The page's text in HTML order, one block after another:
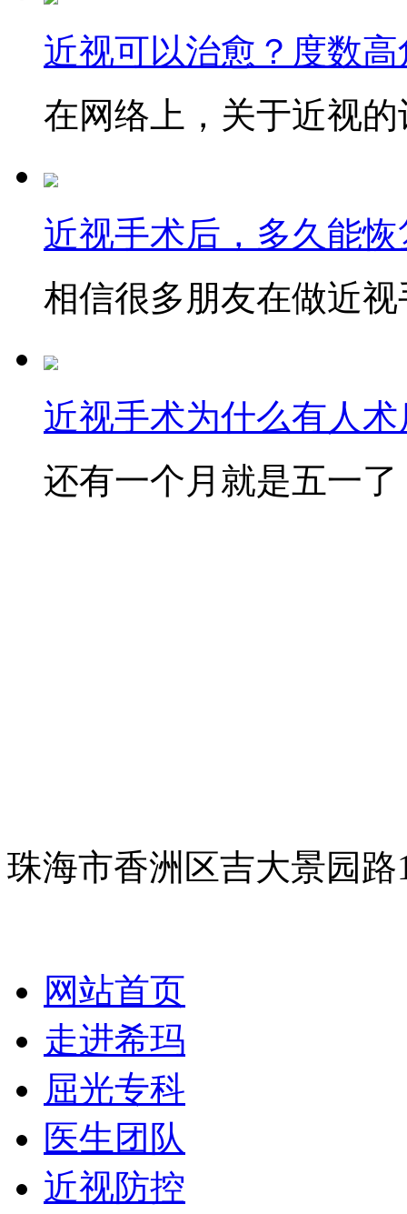
近视可以治愈？度数
在网络上，关于近视
近视手术后，多久能
相信很多朋友在做近
近视手术为什么有人
还有一个月就是五一
珠海市香洲区吉大景园
网站首页
走进希玛
屈光专科
医生团队
近视防控